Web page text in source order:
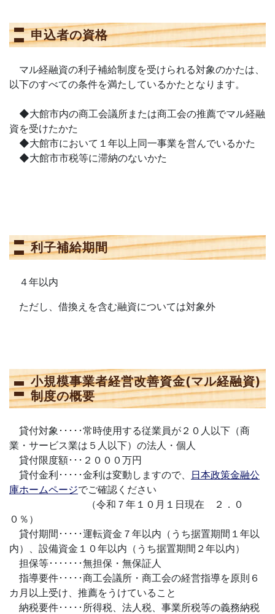
申込者の資格
マル経融資の利子補給制度を受けられる対象のかたは、
以下のすべての条件を満たしているかたとなります。
◆大館市内の商工会議所または商工会の推薦でマル経融
資を受けたかた
◆大館市において１年以上同一事業を営んでいるかた
◆大館市市税等に滞納のないかた
利子補給期間
４年以内
ただし、借換えを含む融資については対象外
小規模事業者経営改善資金(マル経融資)
制度の概要
貸付対象･････常時使用する従業員が２０人以下（商
業・サービス業は５人以下）の法人・個人
貸付限度額･･･２０００万円
貸付金利･････金利は変動しますので、 日本政策金融公
庫ホームページでご確認ください
（令和７年１０月１日現在 ２．０
０％）
貸付期間･････運転資金７年以内（うち据置期間１年以
内）、設備資金１０年以内（うち据置期間２年以内）
担保等･･･････無担保・無保証人
指導要件･････商工会議所・商工会の経営指導を原則６
カ月以上受け、推薦をうけていること
納税要件･････所得税、法人税、事業所税等の義務納税